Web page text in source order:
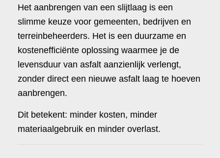
Het aanbrengen van een slijtlaag is een
slimme keuze voor gemeenten, bedrijven en
terreinbeheerders. Het is een duurzame en
kostenefficiënte oplossing waarmee je de
levensduur van asfalt aanzienlijk verlengt,
zonder direct een nieuwe asfalt laag te hoeven
aanbrengen.
Dit betekent: minder kosten, minder
materiaalgebruik en minder overlast.